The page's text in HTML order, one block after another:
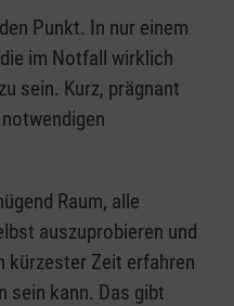
Punkt. In nur einem
im Notfall wirklich
sein. Kurz, prägnant
Raum, alle
auszuprobieren und
kürzester Zeit erfahren
sein kann. Das gibt